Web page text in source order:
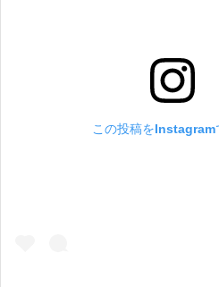
この投稿をInstagram